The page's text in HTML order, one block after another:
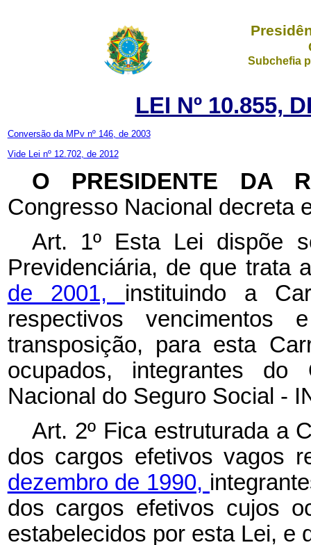
Subchefia
LEI Nº 10.855,
Conversão da MPv nº 146, de 2003
Vide Lei nº 12.702, de 2012
O PRESIDENTE DA
Congresso Nacional decreta
Art. 1º Esta Lei dispõe
Previdenciária, de que trata
de 2001, instituindo a
respectivos
transposição, para esta
ocupados, integrantes
Nacional do Seguro Social -
Art. 2º Fica estruturada a
dos cargos efetivos vagos
dezembro de 1990,
dos cargos efetivos cujos
estabelecidos por esta Lei, e